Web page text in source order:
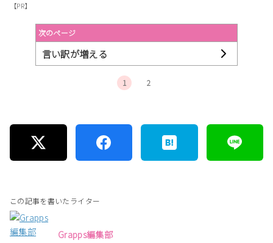
【PR】
次のページ
言い訳が増える
1 2
この記事を書いたライター
Grapps編集部